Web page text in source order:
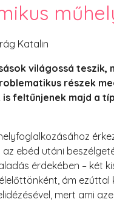
Katalin
világossá
részek
is feltűnjenek majd a
az ebéd utáni
érdekében – két
ám
mert ami